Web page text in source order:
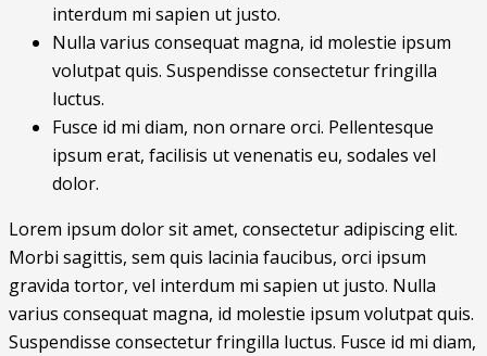
interdum mi sapien ut justo.
Nulla varius consequat magna, id molestie ipsum
volutpat quis. Suspendisse consectetur fringilla
luctus.
Fusce id mi diam, non ornare orci. Pellentesque
ipsum erat, facilisis ut venenatis eu, sodales vel
dolor.
Lorem ipsum dolor sit amet, consectetur adipiscing elit.
Morbi sagittis, sem quis lacinia faucibus, orci ipsum
gravida tortor, vel interdum mi sapien ut justo. Nulla
varius consequat magna, id molestie ipsum volutpat quis.
Suspendisse consectetur fringilla luctus. Fusce id mi diam,